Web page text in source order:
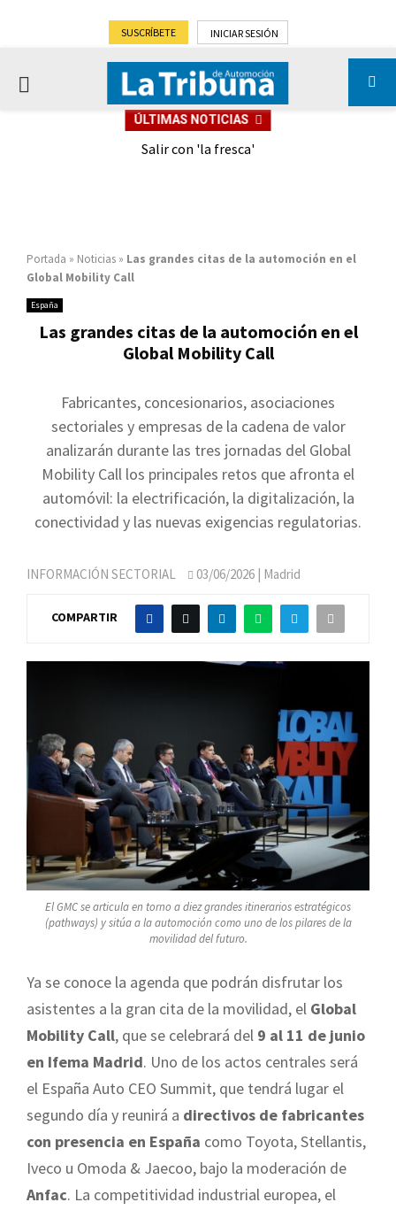
SUSCRÍBETE INICIAR SESIÓN
PRIMARY
ÚLTIMAS NOTICIAS
Salir con 'la fresca'
Portada » Noticias » Las grandes citas de la automoción en el
Global Mobility Call
España
Las grandes citas de la automoción en el
Global Mobility Call
Fabricantes, concesionarios, asociaciones
sectoriales y empresas de la cadena de valor
analizarán durante las tres jornadas del Global
Mobility Call los principales retos que afronta el
automóvil: la electrificación, la digitalización, la
conectividad y las nuevas exigencias regulatorias.
INFORMACIÓN SECTORIAL 03/06/2026 | Madrid
COMPARTIR
El GMC se articula en torno a diez grandes itinerarios estratégicos
(pathways) y sitúa a la automoción como uno de los pilares de la
movilidad del futuro.
Ya se conoce la agenda que podrán disfrutar los
asistentes a la gran cita de la movilidad, el Global
Mobility Call, que se celebrará del 9 al 11 de junio
en Ifema Madrid. Uno de los actos centrales será
el España Auto CEO Summit, que tendrá lugar el
segundo día y reunirá a directivos de fabricantes
con presencia en España como Toyota, Stellantis,
Iveco u Omoda & Jaecoo, bajo la moderación de
Anfac. La competitividad industrial europea, el